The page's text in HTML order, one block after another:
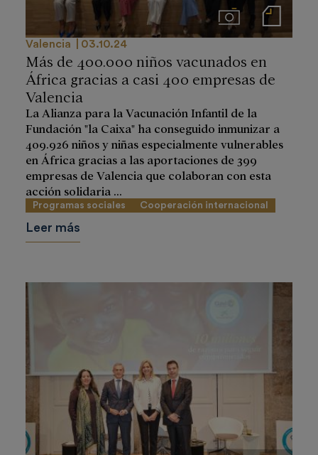
ImágenesNotas de prensa
Valencia 03.10.24
Más de 400.000 niños vacunados en
África gracias a casi 400 empresas de
Valencia
La Alianza para la Vacunación Infantil de la
Fundación "la Caixa" ha conseguido inmunizar a
409.926 niños y niñas especialmente vulnerables
en África gracias a las aportaciones de 399
empresas de Valencia que colaboran con esta
acción solidaria ...
Programas sociales Cooperación internacional
Leer más